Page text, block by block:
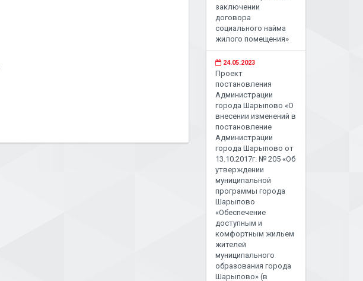
заключении
договора
социального найма
жилого помещения»
24.05.2023
Проект
постановления
Администрации
города Шарыпово «О
внесении изменений в
постановление
Администрации
города Шарыпово от
13.10.2017г. № 205 «Об
утверждении
муниципальной
программы города
Шарыпово
«Обеспечение
доступным и
комфортным жильем
жителей
муниципального
образования города
Шарыпово» (в